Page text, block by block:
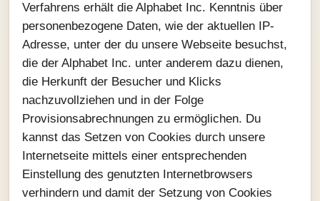
Verfahrens erhält die Alphabet Inc. Kenntnis über
personenbezogene Daten, wie der aktuellen IP-
Adresse, unter der du unsere Webseite besuchst,
die der Alphabet Inc. unter anderem dazu dienen,
die Herkunft der Besucher und Klicks
nachzuvollziehen und in der Folge
Provisionsabrechnungen zu ermöglichen. Du
kannst das Setzen von Cookies durch unsere
Internetseite mittels einer entsprechenden
Einstellung des genutzten Internetbrowsers
verhindern und damit der Setzung von Cookies